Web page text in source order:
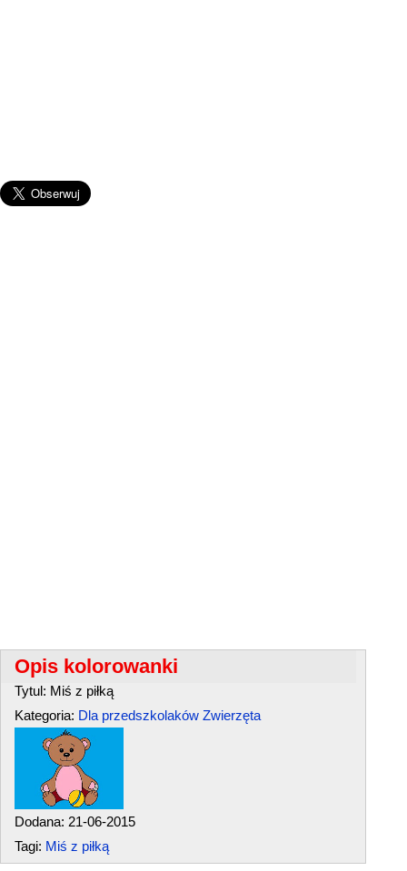
Opis kolorowanki
Tytul: Miś z piłką
Kategoria: Dla przedszkolaków Zwierzęta
Dodana: 21-06-2015
Tagi: Miś z piłką